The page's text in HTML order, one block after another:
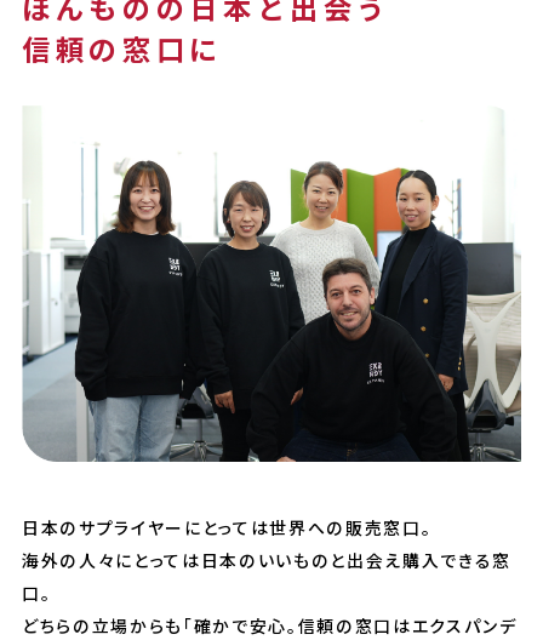
信頼の窓口に
日本のサプライヤーにとっては世界への販売窓口。
海外の人々にとっては日本のいいものと出会え購入できる窓
口。
どちらの立場からも「確かで安心。信頼の窓口はエクスパンデ